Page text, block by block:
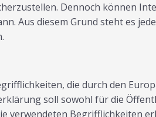
Dennoch können
Aus diesem Grund steht es
die durch den
soll sowohl für die
verwendeten Begrifflichkeiten